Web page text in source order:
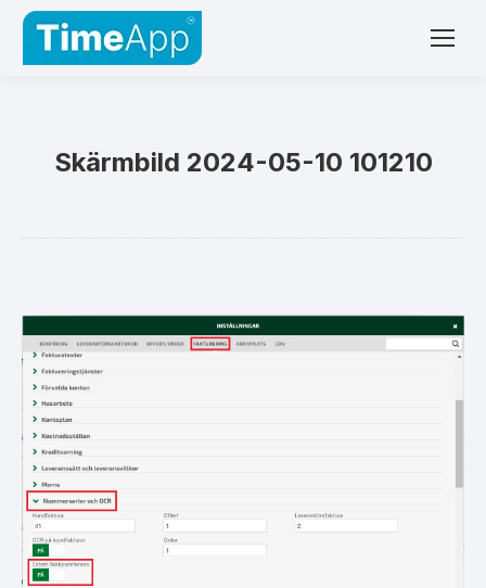
Skärmbild 2024-05-10 101210